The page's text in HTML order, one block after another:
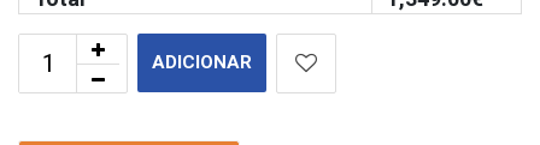
ADICIONAR